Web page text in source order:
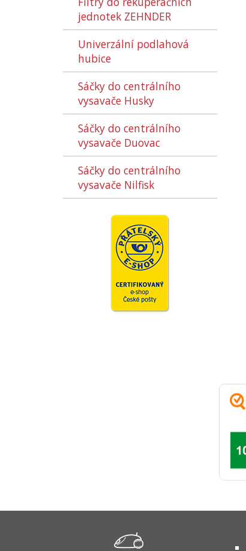
jednotek ZEHNDER
Univerzální podlahová
hubice
Sáčky do centrálního
vysavače Husky
Sáčky do centrálního
vysavače Duovac
Sáčky do centrálního
vysavače Nilfisk